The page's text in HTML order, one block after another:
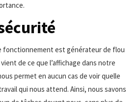
fonctionnement est générateur de flou
de ce que l’affichage dans notre
permet en aucun cas de voir quelle
qui nous attend. Ainsi, nous savons